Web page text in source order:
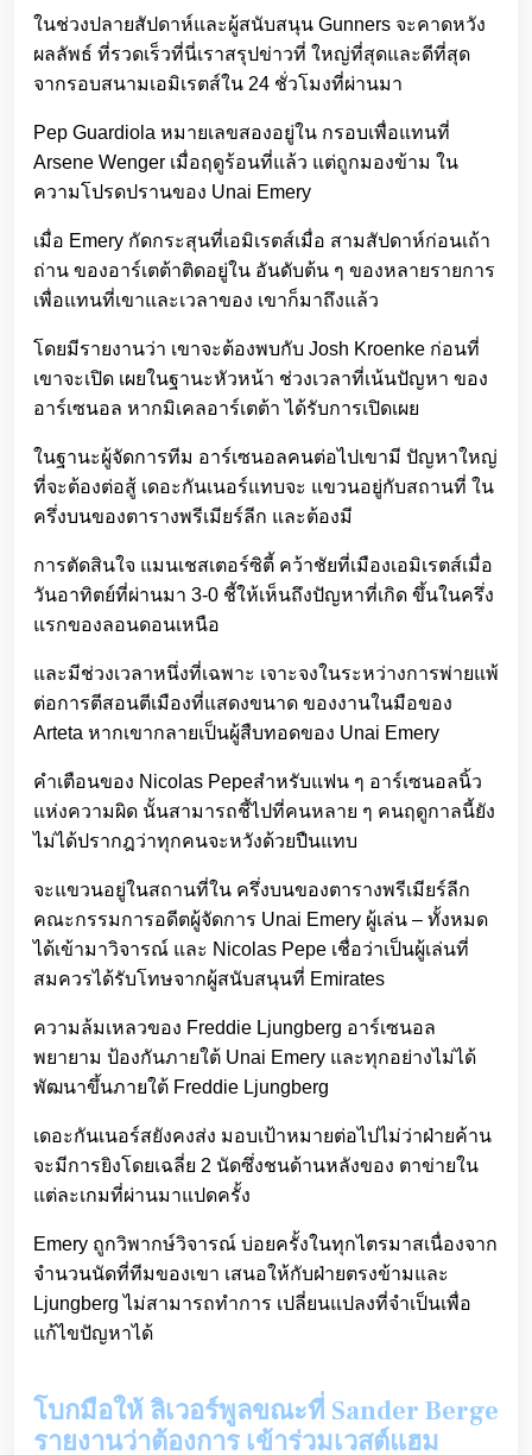
ในช่วงปลายสัปดาห์และผู้สนับสนุน Gunners จะคาดหวัง
ผลลัพธ์ ที่รวดเร็วที่นี่เราสรุปข่าวที่ ใหญ่ที่สุดและดีที่สุด
จากรอบสนามเอมิเรตส์ใน 24 ชั่วโมงที่ผ่านมา
Pep Guardiola หมายเลขสองอยู่ใน กรอบเพื่อแทนที่
Arsene Wenger เมื่อฤดูร้อนที่แล้ว แต่ถูกมองข้าม ใน
ความโปรดปรานของ Unai Emery
เมื่อ Emery กัดกระสุนที่เอมิเรตส์เมื่อ สามสัปดาห์ก่อนเถ้า
ถ่าน ของอาร์เตต้าติดอยู่ใน อันดับต้น ๆ ของหลายรายการ
เพื่อแทนที่เขาและเวลาของ เขาก็มาถึงแล้ว
โดยมีรายงานว่า เขาจะต้องพบกับ Josh Kroenke ก่อนที่
เขาจะเปิด เผยในฐานะหัวหน้า ช่วงเวลาที่เน้นปัญหา ของ
อาร์เซนอล หากมิเคลอาร์เตต้า ได้รับการเปิดเผย
ในฐานะผู้จัดการทีม อาร์เซนอลคนต่อไปเขามี ปัญหาใหญ่
ที่จะต้องต่อสู้ เดอะกันเนอร์แทบจะ แขวนอยู่กับสถานที่ ใน
ครึ่งบนของตารางพรีเมียร์ลีก และต้องมี
การตัดสินใจ แมนเชสเตอร์ซิตี้ คว้าชัยที่เมืองเอมิเรตส์เมื่อ
วันอาทิตย์ที่ผ่านมา 3-0 ชี้ให้เห็นถึงปัญหาที่เกิด ขึ้นในครึ่ง
แรกของลอนดอนเหนือ
และมีช่วงเวลาหนึ่งที่เฉพาะ เจาะจงในระหว่างการพ่ายแพ้
ต่อการตีสอนตีเมืองที่แสดงขนาด ของงานในมือของ
Arteta หากเขากลายเป็นผู้สืบทอดของ Unai Emery
คำเตือนของ Nicolas Pepeสำหรับแฟน ๆ อาร์เซนอลนิ้ว
แห่งความผิด นั้นสามารถชี้ไปที่คนหลาย ๆ คนฤดูกาลนี้ยัง
ไม่ได้ปรากฎว่าทุกคนจะหวังด้วยปืนแทบ
จะแขวนอยู่ในสถานที่ใน ครึ่งบนของตารางพรีเมียร์ลีก
คณะกรรมการอดีตผู้จัดการ Unai Emery ผู้เล่น – ทั้งหมด
ได้เข้ามาวิจารณ์ และ Nicolas Pepe เชื่อว่าเป็นผู้เล่นที่
สมควรได้รับโทษจากผู้สนับสนุนที่ Emirates
ความล้มเหลวของ Freddie Ljungberg อาร์เซนอล
พยายาม ป้องกันภายใต้ Unai Emery และทุกอย่างไม่ได้
พัฒนาขึ้นภายใต้ Freddie Ljungberg
เดอะกันเนอร์สยังคงส่ง มอบเป้าหมายต่อไปไม่ว่าฝ่ายค้าน
จะมีการยิงโดยเฉลี่ย 2 นัดซึ่งชนด้านหลังของ ตาข่ายใน
แต่ละเกมที่ผ่านมาแปดครั้ง
Emery ถูกวิพากษ์วิจารณ์ บ่อยครั้งในทุกไตรมาสเนื่องจาก
จำนวนนัดที่ทีมของเขา เสนอให้กับฝ่ายตรงข้ามและ
Ljungberg ไม่สามารถทำการ เปลี่ยนแปลงที่จำเป็นเพื่อ
แก้ไขปัญหาได้
โบกมือให้ ลิเวอร์พูลขณะที่ Sander Berge
รายงานว่าต้องการ เข้าร่วมเวสต์แฮม